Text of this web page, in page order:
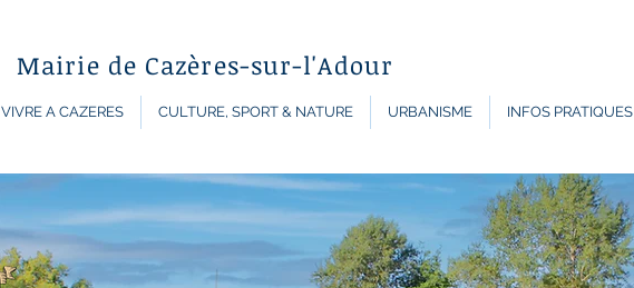
Mairie de Cazères-sur-l'Adour
VIVRE A CAZERES CULTURE, SPORT & NATURE URBANISME INFOS PRATIQUES